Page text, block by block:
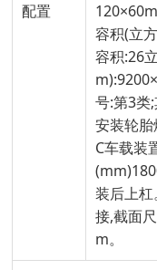
配置
容积(立
容积:26
号:第3类
安装轮
C车载装
装后上
接,截面
m。